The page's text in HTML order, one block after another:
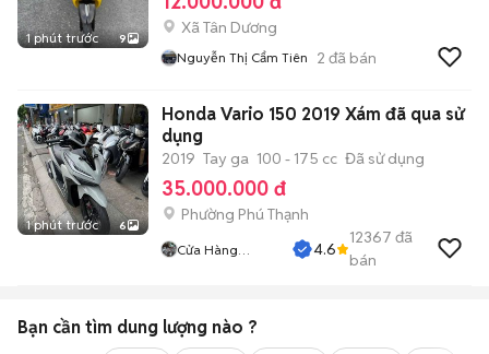
1 phút trước 9
Xã Tân Dương
Nguyễn Thị Cẩm Tiên 2 đã bán
1 phút trước 6
Honda Vario 150 2019 Xám đã qua sử
dụng
2019 Tay ga 100 - 175 cc Đã sử dụng
35.000.000 đ
Phường Phú Thạnh
Cửa Hàng
4.6
12367 đã
bán
Bạn cần tìm dung lượng nào ?